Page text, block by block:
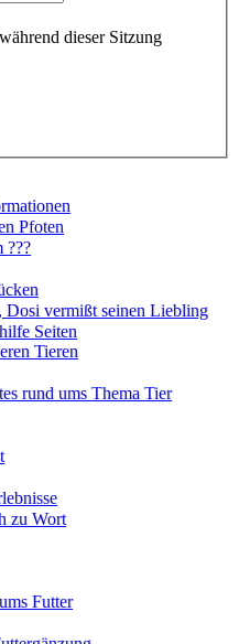
dieser Sitzung
Pfoten
???
vermißt seinen Liebling
Seiten
Tieren
rund ums Thema Tier
zu Wort
Futter